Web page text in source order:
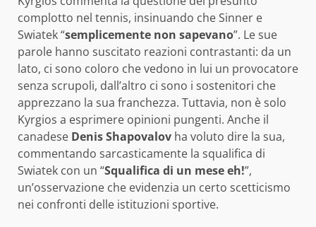
complotto nel tennis, insinuando che Sinner e
Swiatek “semplicemente non sapevano”. Le sue
parole hanno suscitato reazioni contrastanti: da un
lato, ci sono coloro che vedono in lui un provocatore
senza scrupoli, dall’altro ci sono i sostenitori che
apprezzano la sua franchezza. Tuttavia, non è solo
Kyrgios a esprimere opinioni pungenti. Anche il
canadese Denis Shapovalov ha voluto dire la sua,
commentando sarcasticamente la squalifica di
Swiatek con un “Squalifica di un mese eh!”,
un’osservazione che evidenzia un certo scetticismo
nei confronti delle istituzioni sportive.